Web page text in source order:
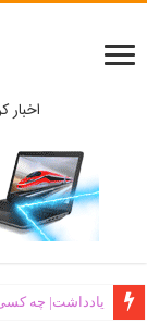
اخبار
یادداشت| ‌چه کسی